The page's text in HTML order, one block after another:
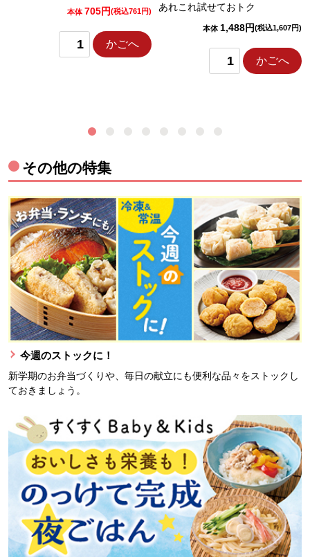
本体 705円(税込761円)
かごへ
あれこれ試せておトク
本体 1,488円(税込1,607円)
かごへ
その他の特集
今週のストックに！
新学期のお弁当づくりや、毎日の献立にも便利な品々をストックし
ておきましょう。